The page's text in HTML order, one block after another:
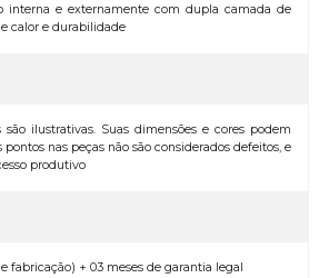
interna e externamente com dupla camada de
calor e durabilidade
ilustrativas. Suas dimensões e cores podem
nas peças não são considerados defeitos, e
produtivo
fabricação) + 03 meses de garantia legal